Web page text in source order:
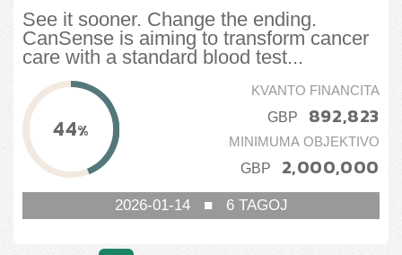
See it sooner. Change the ending.
CanSense is aiming to transform cancer
care with a standard blood test...
44%
KVANTO FINANCITA
GBP 892,823
MINIMUMA OBJEKTIVO
GBP 2,000,000
2026-01-14■ 6TAGOJ